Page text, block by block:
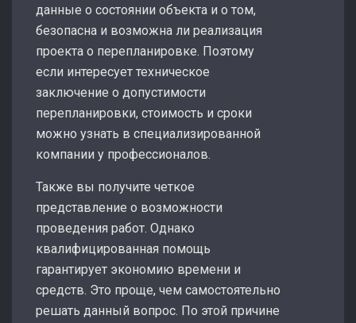
данные о состоянии объекта и о том,
безопасна и возможна ли реализация
проекта о перепланировке. Поэтому
если интересует техническое
заключение о допустимости
перепланировки, стоимость и сроки
можно узнать в специализированной
компании у профессионалов.
Также вы получите четкое
представление о возможности
проведения работ. Однако
квалифицированная помощь
гарантирует экономию времени и
средств. Это проще, чем самостоятельно
решать данный вопрос. По этой причине